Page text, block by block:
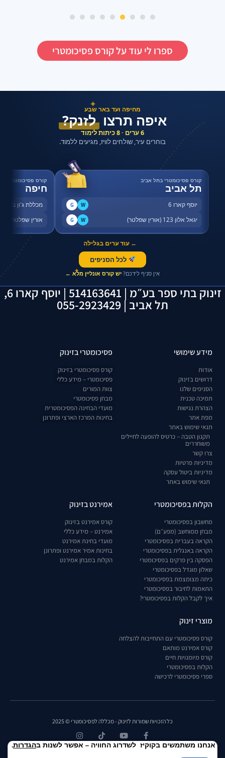
1
ספרו לי עוד על קורס פסיכומטרי
✦
✦
✦
מחיפה ועד באר שבע
איפה תרצולזנק?
6 ערים · 8 כיתות לימוד
בוחרים עיר, שולחים לוויז, מגיעים ללמוד.
קורס פסיכומטרי בתל אביב
תל אביב
יוסף קארו 6 W
G
יגאל אלון 123 (אורין שפלטר) W
G
קורס פסיכומטרי
חיפה
מכללת ג'ון
אורין שפלטר,
← עוד ערים בגלילה
לכל הסניפים
אין סניף לידכם? יש קורס אונליין מלא ←
זינוק בתי ספר בע״מ | 514163641 | יוסף קארו 6,
תל אביב | 055-2923429
מידע שימושי
אודות
דרושים בזינוק
הסניפים שלנו
תמיכה טכנית
הצהרת נגישות
מפת אתר
תנאי שימוש באתר
תקנון הטבה – כרטיס להופעה לחיילים
משוחררים
צרו קשר
מדיניות פרטיות
מדיניות ביטול עסקה
תנאי שימוש באתר
פסיכומטרי בזינוק
קורס פסיכומטרי בזינוק
פסיכומטרי – מידע כללי
צוות המורים
מבחן פסיכומטרי
מועדי הבחינה הפסיכומטרית
בחינות המרכז הארצי ופתרונן
הקלות בפסיכומטרי
מחשבון בפסיכומטרי
מבחן ממוחשב (מפע״ם)
הקראה בעברית בפסיכומטרי
הקראה באנגלית בפסיכומטרי
הפסקה בין פרקים בפסיכומטרי
שאלון מוגדל בפסיכומטרי
כיתה מצומצמת בפסיכומטרי
התאמות לחיבור בפסיכומטרי
איך לקבל הקלות בפסיכומטרי?
אמירנט בזינוק
קורס אמירנט בזינוק
אמירנט – מידע כללי
מועדי בחינת אמירנט
בחינות אמיר אמירנט ופתרונן
הקלות במבחן אמירנט
מוצרי זינוק
קורס פסיכומטרי עם התחייבות להצלחה
קורס אמירנט מותאם
קורס מיומנויות חיים
הקלות בפסיכומטרי
ספרי פסיכומטרי לרכישה
כל הזכויות שמורות לזינוק - מכללה לפסיכומטרי © 2025
אנחנו משתמשים בקוקיז לשדרוג החוויה – אפשר לשנות בהגדרות.